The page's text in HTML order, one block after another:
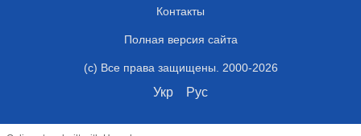
Контакты
Полная версия сайта
(c) Все права защищены. 2000-2026
Укр Рус